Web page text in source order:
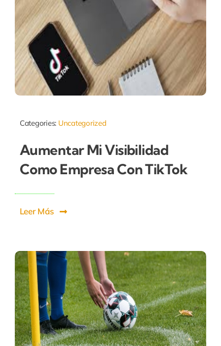
Categories: Uncategorized
Aumentar Mi Visibilidad
Como Empresa Con TikTok
Leer Más